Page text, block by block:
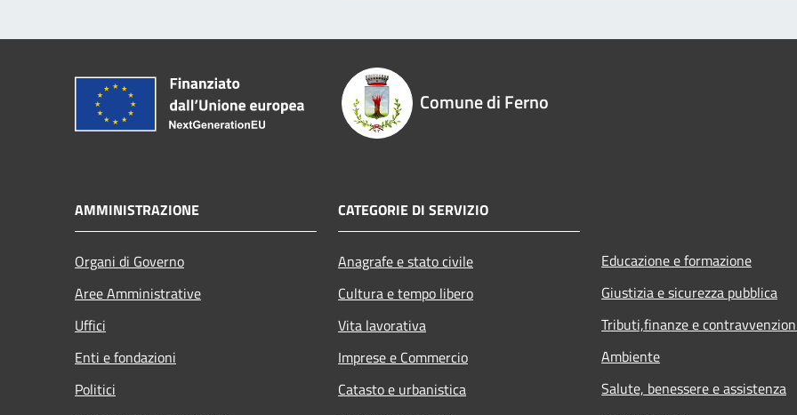
Comune di Ferno
AMMINISTRAZIONE
Organi di Governo
Aree Amministrative
Uffici
Enti e fondazioni
Politici
CATEGORIE DI SERVIZIO
Anagrafe e stato civile
Cultura e tempo libero
Vita lavorativa
Imprese e Commercio
Catasto e urbanistica
Educazione e formazione
Giustizia e sicurezza pubblica
Tributi,finanze e
Ambiente
Salute, benessere e assistenza